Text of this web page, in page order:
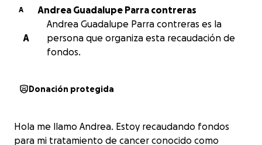
A Andrea Guadalupe Parra contreras
A
Andrea Guadalupe Parra contreras es la
persona que organiza esta recaudación de
fondos.
Donación protegida
Hola me llamo Andrea. Estoy recaudando fondos
para mi tratamiento de cancer conocido como